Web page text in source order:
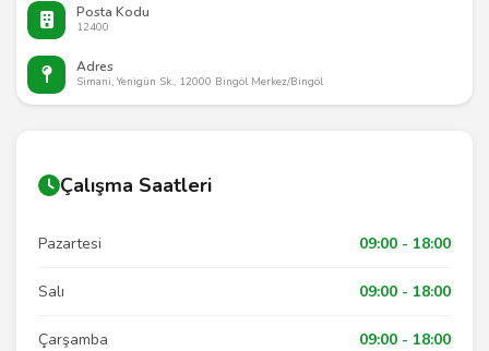
Posta Kodu
12400
Adres
Simani, Yenigün Sk., 12000 Bingöl Merkez/Bingöl
Çalışma Saatleri
Pazartesi 09:00 - 18:00
Salı 09:00 - 18:00
Çarşamba 09:00 - 18:00